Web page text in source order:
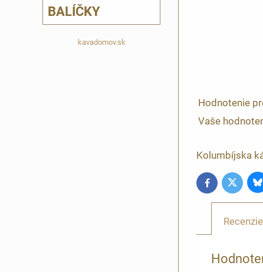
Hodnotenie
Vaše
Kolumbíjska
FacebookTwitter
Recenzie
BALÍČKY
kavadomov.sk